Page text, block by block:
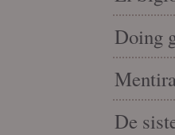
Doing
De